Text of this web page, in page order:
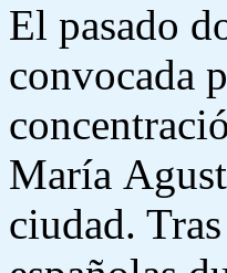
El pasado
convocada
María
ciudad.